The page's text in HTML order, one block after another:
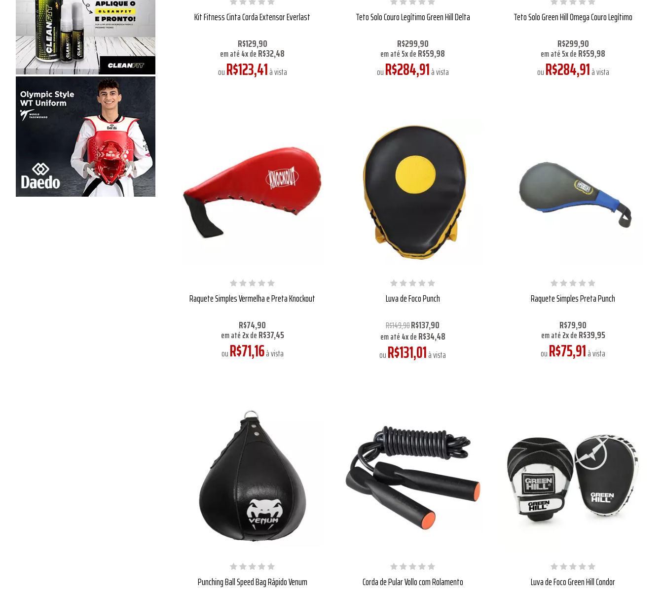
Kit Fitness Cinta Corda Extensor Everlast
R$129,90
em até4xdeR$32,48
ouR$123,41à vista
Teto Solo Couro Legítimo Green Hill Delta
R$299,90
em até5xdeR$59,98
ouR$284,91à vista
Teto Solo Green Hill Omega Couro Legítimo
R$299,90
em até5xdeR$59,98
ouR$284,91à vista
Raquete Simples Vermelha e Preta Knockout
R$74,90
em até2xdeR$37,45
ouR$71,16à vista
Luva de Foco Punch
R$149,90R$137,90
em até4xdeR$34,48
ouR$131,01à vista
Raquete Simples Preta Punch
R$79,90
em até2xdeR$39,95
ouR$75,91à vista
Punching Ball Speed Bag Rápido Venum Corda de Pular Vollo com Rolamento Luva de Foco Green Hill Condor